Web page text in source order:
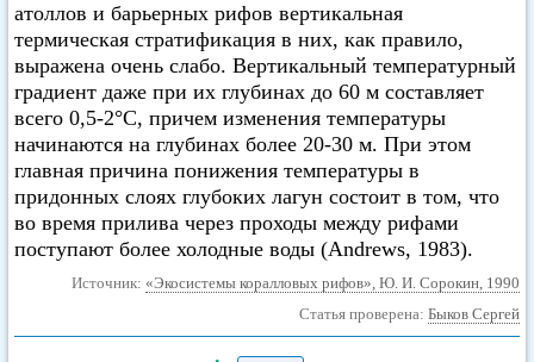
атоллов и барьерных рифов вертикальная
термическая стратификация в них, как правило,
выражена очень слабо. Вертикальный температурный
градиент даже при их глубинах до 60 м составляет
всего 0,5-2°С, причем изменения температуры
начинаются на глубинах более 20-30 м. При этом
главная причина понижения температуры в
придонных слоях глубоких лагун состоит в том, что
во время прилива через проходы между рифами
поступают более холодные воды (Andrews, 1983).
Источник: «Экосистемы коралловых рифов», Ю. И. Сорокин, 1990
Статья проверена: Быков Сергей